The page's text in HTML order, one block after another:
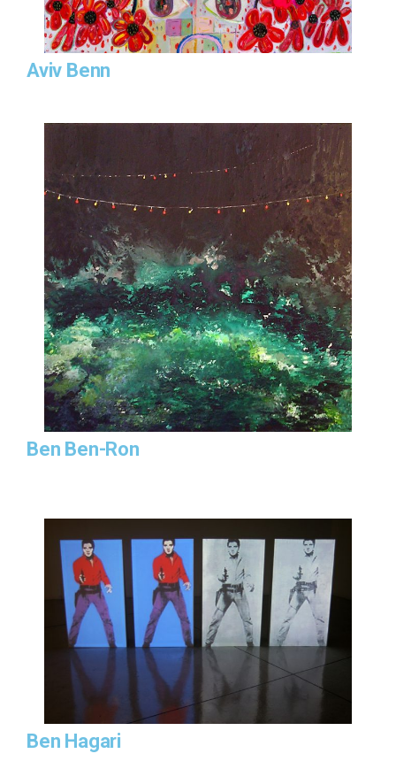
Aviv Benn
Ben Ben-Ron
Ben Hagari